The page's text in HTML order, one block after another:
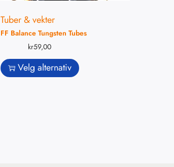
Tuber & vekter
FF Balance Tungsten Tubes
kr59,00
Velg alternativ